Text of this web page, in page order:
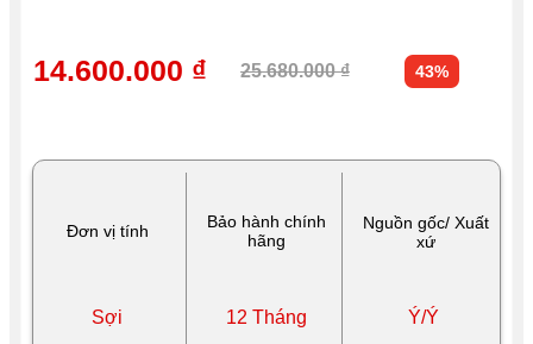
Đơn vị tính
Bảo hành chính
hãng
Nguồn gốc/ Xuất
xứ
Sợi 12 Tháng Ý/Ý
14.600.000 ₫ 25.680.000 ₫ 43%